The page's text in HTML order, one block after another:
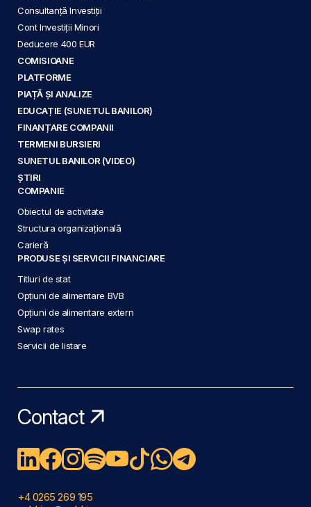
Consultanță Investiții
Cont Investiții Minori
Deducere 400 EUR
COMISIOANE
PLATFORME
PIAȚĂ ȘI ANALIZE
EDUCAȚIE (SUNETUL BANILOR)
FINANȚARE COMPANII
TERMENI BURSIERI
SUNETUL BANILOR (VIDEO)
ȘTIRI
COMPANIE
Obiectul de activitate
Structura organizațională
Carieră
PRODUSE ȘI SERVICII FINANCIARE
Titluri de stat
Opțiuni de alimentare BVB
Opțiuni de alimentare extern
Swap rates
Servicii de listare
Contact
+4 0265 269 195